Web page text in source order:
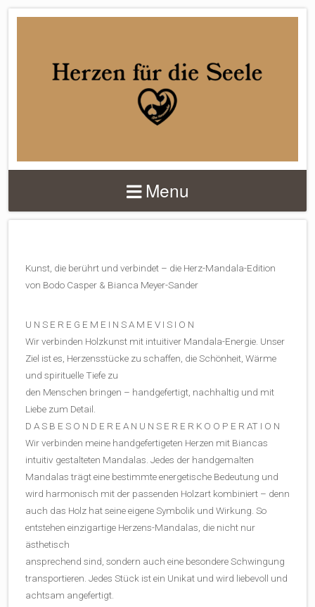
HERZENMACHER
Menu
Kunst, die berührt und verbindet – die Herz-Mandala-Edition
von Bodo Casper & Bianca Meyer-Sander
U N S E R E G E M E I N S A M E V I S I O N
Wir verbinden Holzkunst mit intuitiver Mandala-Energie. Unser
Ziel ist es, Herzensstücke zu schaffen, die Schönheit, Wärme
und spirituelle Tiefe zu
den Menschen bringen – handgefertigt, nachhaltig und mit
Liebe zum Detail.
D A S B E S O N D E R E A N U N S E R E R K O O P E R AT I O N
Wir verbinden meine handgefertigeten Herzen mit Biancas
intuitiv gestalteten Mandalas. Jedes der handgemalten
Mandalas trägt eine bestimmte energetische Bedeutung und
wird harmonisch mit der passenden Holzart kombiniert – denn
auch das Holz hat seine eigene Symbolik und Wirkung. So
entstehen einzigartige Herzens-Mandalas, die nicht nur
ästhetisch
ansprechend sind, sondern auch eine besondere Schwingung
transportieren. Jedes Stück ist ein Unikat und wird liebevoll und
achtsam angefertigt.